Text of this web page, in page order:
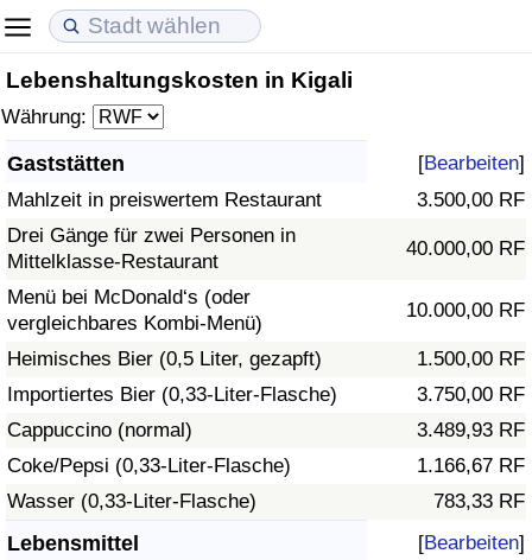
Lebenshaltungskosten in Kigali
Währung:
Gaststätten [Bearbeiten]
Mahlzeit in preiswertem Restaurant
3.500,00 RF
Drei Gänge für zwei Personen in
Mittelklasse-Restaurant
40.000,00 RF
Menü bei McDonald‘s (oder
vergleichbares Kombi-Menü)
10.000,00 RF
Heimisches Bier (0,5 Liter, gezapft)
1.500,00 RF
Importiertes Bier (0,33-Liter-Flasche)
3.750,00 RF
Cappuccino (normal)
3.489,93 RF
Coke/Pepsi (0,33-Liter-Flasche)
1.166,67 RF
Wasser (0,33-Liter-Flasche)
783,33 RF
Lebensmittel [Bearbeiten]
Lebenshaltungskosten
Lebenshaltungskosten-Index (aktuell)
Lebenshaltungskosten-Index
Lebenshaltungskosten-Index nach Land
in Akaba
Immobilienpreise
Immobilienpreis-Index (aktuell)
Immobilienpreis-Index
Immobilienpreis-Index nach Land
Lebensqualität
Lebensqualität-Index
Lebensqualität-Index (aktuell)
Lebensqualitätsindex nach Land
Kriminalität
Kriminalitäts-Index (aktuell)
Kriminalitäts-Index
Kriminalitätsindex nach Land